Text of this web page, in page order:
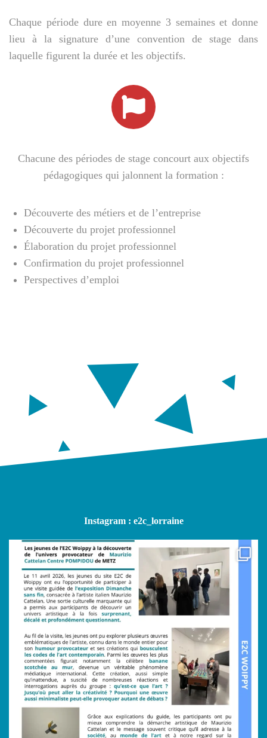
Chaque période dure en moyenne 3 semaines et donne
lieu à la signature d’une convention de stage dans
laquelle figurent la durée et les objectifs.
Chacune des périodes de stage concourt aux objectifs
pédagogiques qui jalonnent la formation :
Découverte des métiers et de l’entreprise
Découverte du projet professionnel
Élaboration du projet professionnel
Confirmation du projet professionnel
Perspectives d’emploi
Instagram : e2c_lorraine